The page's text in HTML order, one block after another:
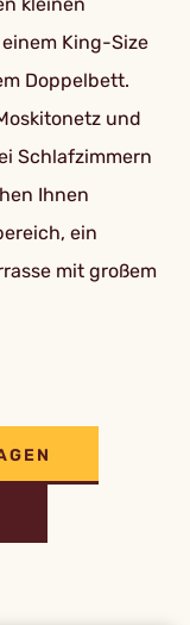
King-Size
Doppelbett.
und
Schlafzimmern
Ihnen
ein
mit großem